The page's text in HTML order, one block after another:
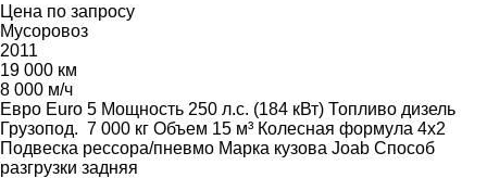
Цена по запросу
Мусоровоз
2011
19 000 км
8 000 м/ч
Евро Euro 5 Мощность 250 л.с. (184 кВт) Топливо дизель
Грузопод. 7 000 кг Объем 15 м³ Колесная формула 4x2
Подвеска рессора/пневмо Марка кузова Joab Способ
разгрузки задняя